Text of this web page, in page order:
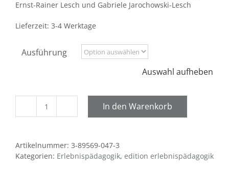
Ernst-Rainer Lesch und Gabriele Jarochowski-Lesch
Lieferzeit: 3-4 Werktage
Ausführung
Auswahl aufheben
Lernen
Menge
In den Warenkorb
Artikelnummer: 3-89569-047-3
Kategorien: Erlebnispädagogik, edition erlebnispädagogik